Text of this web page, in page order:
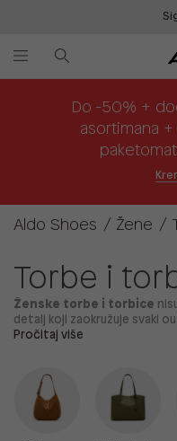
Do -50% +
asortimana
Aldo Shoes Žene
Torbe i
Ženske torbe i torbice
detalj koji zaokružuje svaki
Pročitaj više